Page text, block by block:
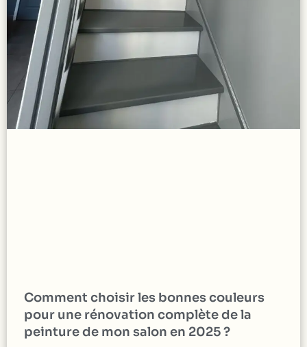
Comment choisir les bonnes couleurs
pour une rénovation complète de la
peinture de mon salon en 2025 ?